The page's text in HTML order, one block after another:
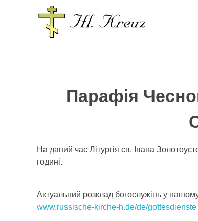
Парафія
На даний час Літургія св. Івана
годині.
Актуальний розклад богослужінь у
www.russische-kirche-h.de/de/gottesdienste